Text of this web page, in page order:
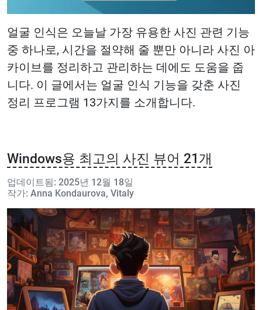
얼굴 인식은 오늘날 가장 유용한 사진 관련 기능
중 하나로, 시간을 절약해 줄 뿐만 아니라 사진 아
카이브를 정리하고 관리하는 데에도 도움을 줍
니다. 이 글에서는 얼굴 인식 기능을 갖춘 사진
정리 프로그램 13가지를 소개합니다.
Windows용 최고의 사진 뷰어 21개
업데이트됨: 2025년 12월 18일
작가: Anna Kondaurova, Vitaly